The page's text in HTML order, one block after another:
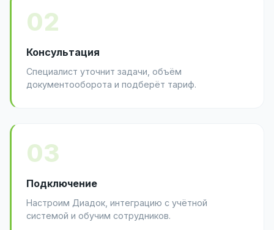
02
Консультация
Специалист уточнит задачи, объём
документооборота и подберёт тариф.
03
Подключение
Настроим Диадок, интеграцию с учётной
системой и обучим сотрудников.